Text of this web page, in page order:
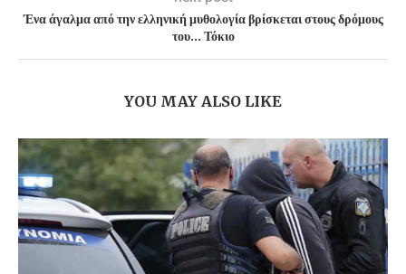
Ένα άγαλμα από την ελληνική μυθολογία βρίσκεται στους δρόμους
του… Τόκιο
YOU MAY ALSO LIKE